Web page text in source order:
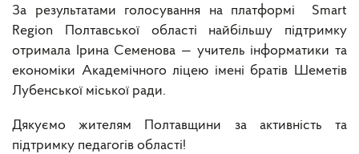
За результатами голосування на платформі Smart
Region Полтавської області⁠ найбільшу підтримку
отримала Ірина Семенова — учитель інформатики та
економіки Академічного ліцею імені братів Шеметів
Лубенської міської ради.
Дякуємо жителям Полтавщини за активність та
підтримку педагогів області!